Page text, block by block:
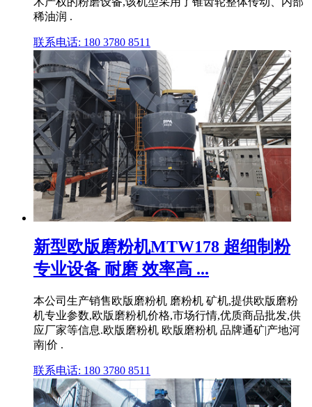
稀油润 .
联系电话: 180 3780 8511
新型欧版磨粉机MTW178 超细制粉
专业设备 耐磨 效率高 ...
本公司生产销售欧版磨粉机 磨粉机 矿机,提供欧版磨粉
机专业参数,欧版磨粉机价格,市场行情,优质商品批发,供
应厂家等信息.欧版磨粉机 欧版磨粉机 品牌通矿|产地河
南|价 .
联系电话: 180 3780 8511